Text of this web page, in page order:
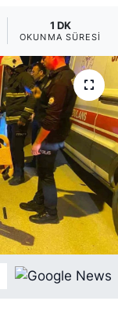
1 DK
OKUNMA SÜRESI